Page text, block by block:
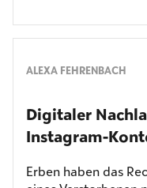
ALEXA FEHRENBACH
Digitaler
Instagram-
Erben haben das